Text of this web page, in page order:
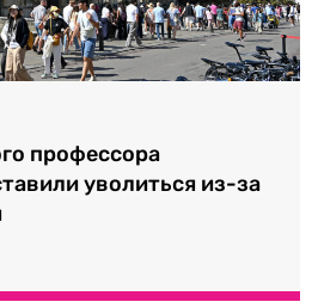
профессора
уволиться из-за